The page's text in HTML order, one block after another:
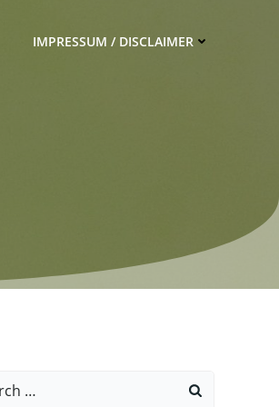
IMPRESSUM / DISCLAIMER